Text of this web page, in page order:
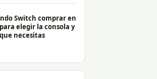
Switch comprar en
elegir la consola y
necesitas